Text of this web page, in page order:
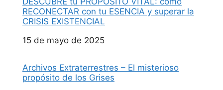
RECONECTAR con tu ESENCIA y superar la
CRISIS EXISTENCIAL
Fecha
15 de mayo de 2025
Archivos Extraterrestres – El misterioso
propósito de los Grises